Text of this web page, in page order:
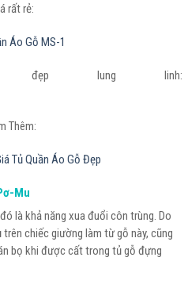
rất rẻ:
lung linh:
Thêm:
Tủ Quần Áo Gỗ Đẹp
Mu
là khả năng xua đuổi côn trùng. Do
chiếc giường làm từ gỗ này, cũng
bọ khi được cất trong tủ gỗ đựng